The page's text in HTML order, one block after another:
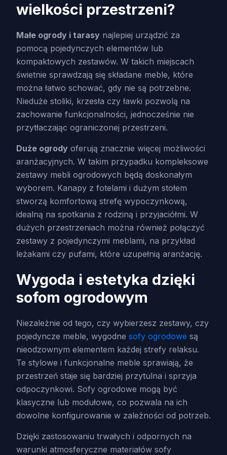
wielkości przestrzeni?
Małe ogrody i tarasy najlepiej urządzić za
pomocą pojedynczych elementów lub
kompaktowych zestawów. W takich miejscach
świetnie sprawdzają się składane meble, które
można łatwo schować, gdy nie są potrzebne.
Nieduże stoliki, krzesła czy ławki pozwolą na
zachowanie funkcjonalności, jednocześnie nie
przytłaczając ograniczonej przestrzeni.
Duże ogrody oferują znacznie więcej możliwości
aranżacyjnych. W takim przypadku kompleksowe
zestawy mebli ogrodowych będą doskonałym
wyborem. Kanapy z fotelami i dużym stołem
stworzą komfortową strefę wypoczynkową,
idealną na spotkania z rodziną i przyjaciółmi. W
dużych przestrzeniach można również połączyć
zestawy z pojedynczymi meblami, na przykład
leżakami czy pufami, które uzupełnią aranżację.
Wygoda i estetyka dzięki
sofom ogrodowym
Niezależnie od tego, czy wybierzesz zestawy, czy
pojedyncze meble, wygodne sofy ogrodowe są
nieodzownym elementem każdej strefy relaksu.
Te stylowe i funkcjonalne meble sprawiają, że
przestrzeń staje się bardziej przytulna i sprzyja
odpoczynkowi. Sofy ogrodowe mogą być
klasyczne lub modułowe, co pozwala na ich
dowolne konfigurowanie w zależności od potrzeb.
Dzięki zastosowaniu trwałych i odpornych na
warunki atmosferyczne materiałów sofy